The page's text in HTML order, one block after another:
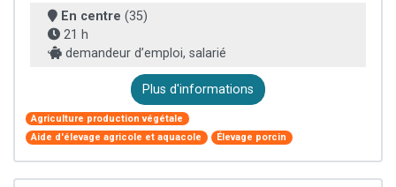
En centre (35)
21 h
demandeur d’emploi, salarié
Plus d'informations
Agriculture production végétale
Aide d'élevage agricole et aquacole
Élevage porcin